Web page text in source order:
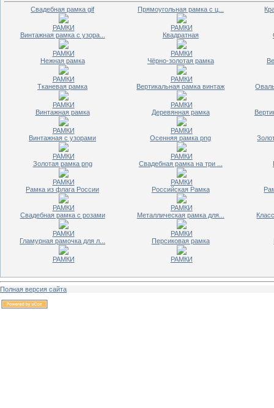
Свадебная рамка gif
РАМКИ
Прямоугольная рамка с ц...
РАМКИ
Винтажная рамка с узора...
РАМКИ
Квадратная
РАМКИ
Нежная рамка
РАМКИ
Чёрно-золотая рамка
РАМКИ
Тканевая рамка
РАМКИ
Вертикальная рамка винтаж
РАМКИ
Винтажная рамка
РАМКИ
Деревянная рамка
РАМКИ
Винтажная с узорами
РАМКИ
Осенняя рамка png
РАМКИ
Золотая рамка png
РАМКИ
Свадебная рамка на три ...
РАМКИ
Рамка из флага России
РАМКИ
Российская Рамка
РАМКИ
Свадебная рамка с розами
РАМКИ
Металлическая рамка для...
РАМКИ
Гламурная рамочка для л...
РАМКИ
Персиковая рамка
РАМКИ
Полная версия сайта